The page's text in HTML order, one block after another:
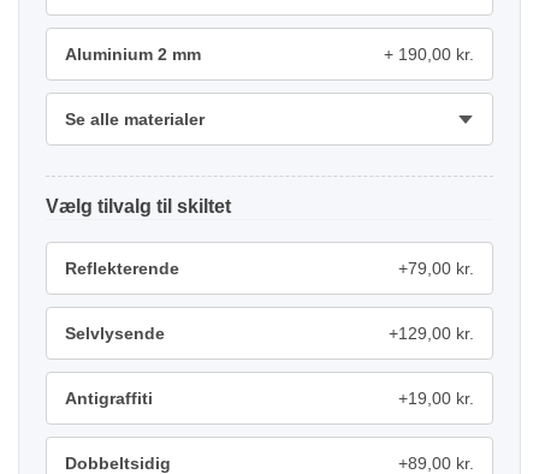
Aluminium 2 mm 190,00 kr.
Se alle materialer
tilvalg
Reflekterende +79,00 kr.
Selvlysende +129,00 kr.
Antigraffiti +19,00 kr.
Dobbeltsidig +89,00 kr.